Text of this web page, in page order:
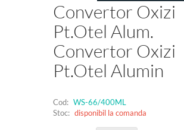
Convertor Oxizi
Pt.otel Alum.
Convertor Oxizi
Pt.otel Alumin
Cod: WS-66/400ML
Stoc: disponibil la comanda